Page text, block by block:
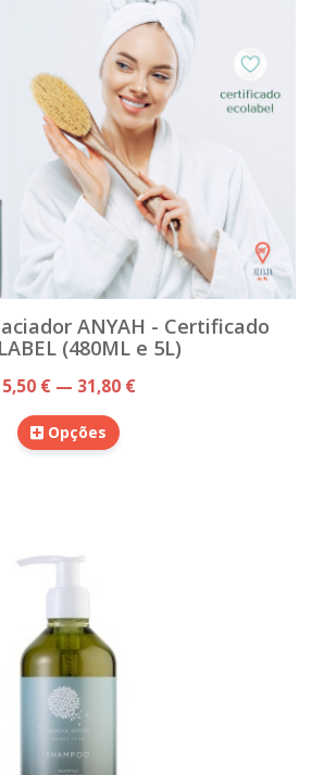
ANYAH - Certificado
(480ML e 5L)
5,50 € — 31,80 €
Opções